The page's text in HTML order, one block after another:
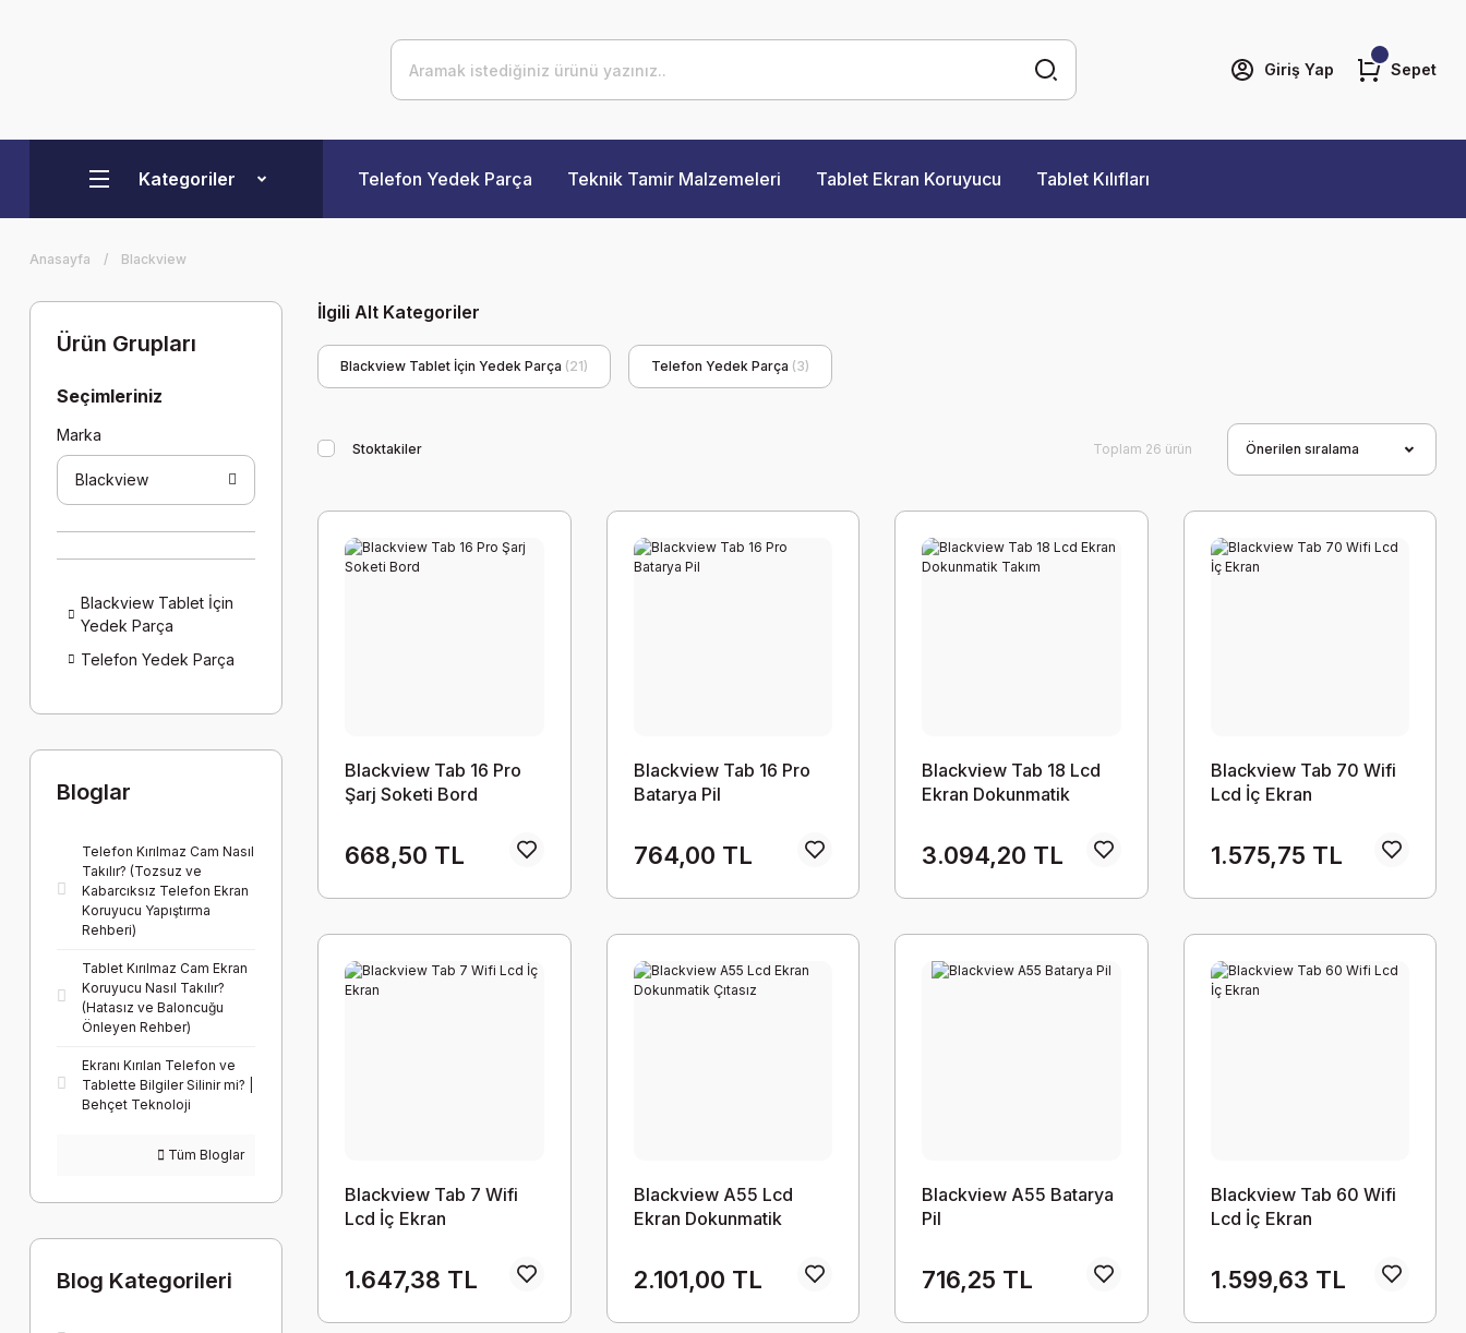
Giriş Yap Sepet
Kategoriler Telefon Yedek Parça Teknik Tamir Malzemeleri Tablet Ekran Koruyucu Tablet Kılıfları
Anasayfa Blackview
Ürün Grupları
Seçimleriniz
Marka
Blackview
Blackview Tablet İçin
Yedek Parça
Telefon Yedek Parça
Bloglar
Telefon Kırılmaz Cam Nasıl
Takılır? (Tozsuz ve
Kabarcıksız Telefon Ekran
Koruyucu Yapıştırma
Rehberi)
Tablet Kırılmaz Cam Ekran
Koruyucu Nasıl Takılır?
(Hatasız ve Baloncuğu
Önleyen Rehber)
Ekranı Kırılan Telefon ve
Tablette Bilgiler Silinir mi? |
Behçet Teknoloji
Tüm Bloglar
Blog Kategorileri
İlgili Alt Kategoriler
Blackview Tablet İçin Yedek Parça (21) Telefon Yedek Parça (3)
Stoktakiler Toplam 26 ürün
Blackview Tab 16 Pro
Şarj Soketi Bord
668,50 TL
Blackview Tab 16 Pro
Batarya Pil
764,00 TL
Blackview Tab 18 Lcd
Ekran Dokunmatik
3.094,20 TL
Blackview Tab 70 Wifi
Lcd İç Ekran
1.575,75 TL
Blackview Tab 7 Wifi
Lcd İç Ekran
1.647,38 TL
Blackview A55 Lcd
Ekran Dokunmatik
2.101,00 TL
Blackview A55 Batarya
Pil
716,25 TL
Blackview Tab 60 Wifi
Lcd İç Ekran
1.599,63 TL